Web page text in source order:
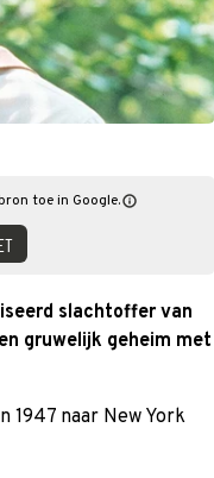
toe in Google.
slachtoffer van
gruwelijk geheim met
1947 naar New York